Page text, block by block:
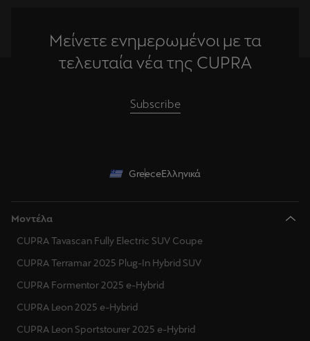
Μείνετε ενημερωμένοι με τα
τελευταία νέα της CUPRA
Subscribe
GreeceΕλληνικά
Μοντέλα
CUPRA Tavascan Fully Electric SUV Coupe
CUPRA Terramar 2025 Plug-In Hybrid SUV
CUPRA Formentor 2025 e-Hybrid
CUPRA Leon 2025 e-Hybrid
CUPRA Leon Sportstourer 2025 e-Hybrid